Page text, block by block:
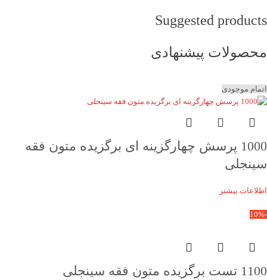
Suggested products
محصولات پیشنهادی
اتمام موجودی
1000 پرسش چهارگزینه ای برگزیده متون فقه
سینجلی
اطلاعات بیشتر
-10%
1100 تست برگزیده متون فقه سینجلی